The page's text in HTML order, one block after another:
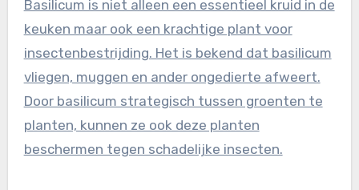
Basilicum is niet alleen een essentieel kruid in de
keuken maar ook een krachtige plant voor
insectenbestrijding. Het is bekend dat basilicum
vliegen, muggen en ander ongedierte afweert.
Door basilicum strategisch tussen groenten te
planten, kunnen ze ook deze planten
beschermen tegen schadelijke insecten.